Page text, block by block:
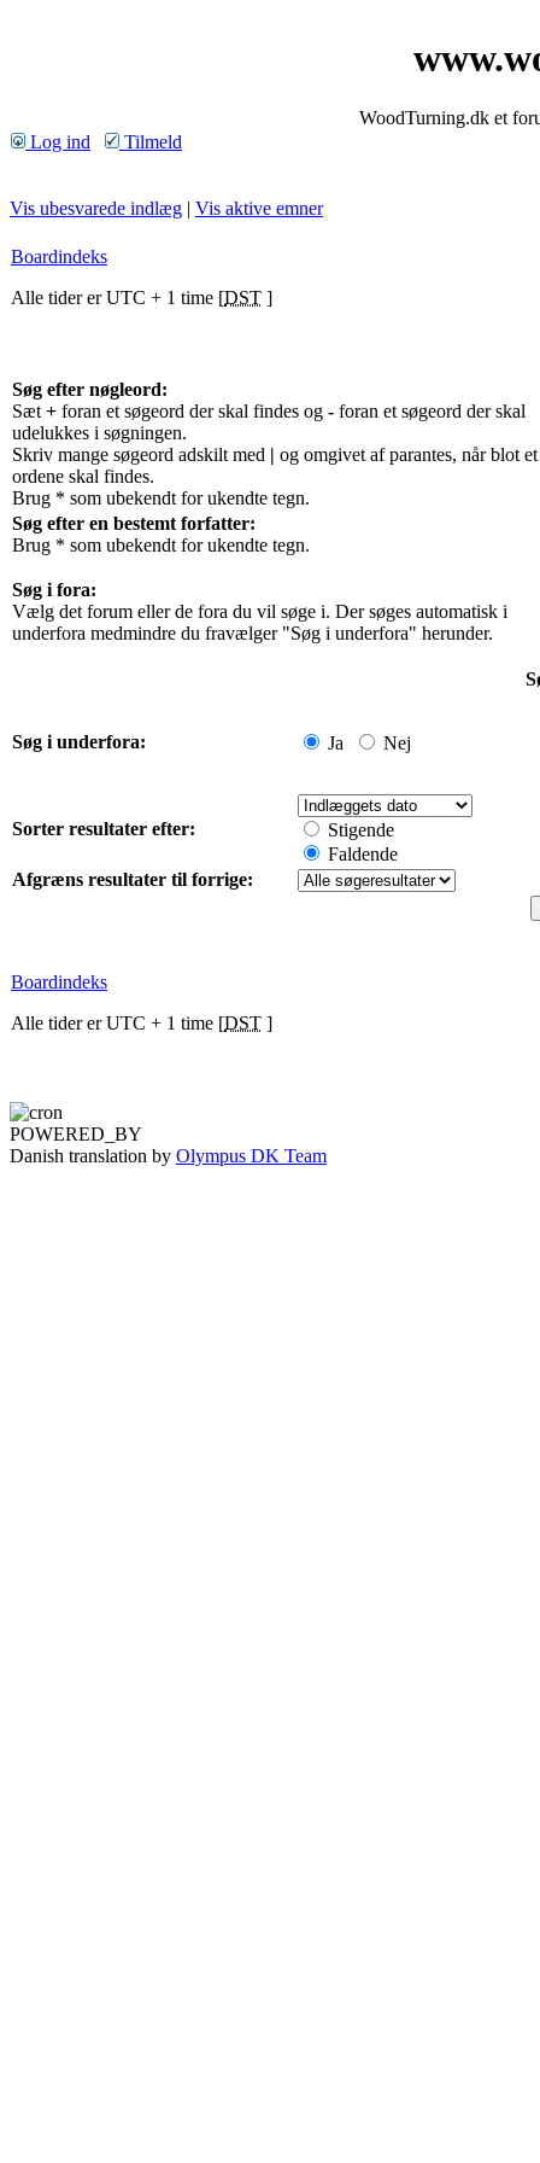
WoodTurning.dk et
Log ind
Tilmeld
Vis ubesvarede indlæg | Vis aktive emner
Boardindeks
Alle tider er UTC + 1 time [DST ]
Søg efter nøgleord:
Sæt + foran et søgeord der skal findes og - foran et søgeord der skal
udelukkes i søgningen.
Skriv mange søgeord adskilt med | og omgivet af parantes, når blot
ordene skal findes.
Brug * som ubekendt for ukendte tegn.
Søg efter en bestemt forfatter:
Brug * som ubekendt for ukendte tegn.
Søg i fora:
Vælg det forum eller de fora du vil søge i. Der søges automatisk i
underfora medmindre du fravælger "Søg i underfora" herunder.
Søg i underfora: Ja Nej
Sorter resultater efter:
Stigende
Faldende
Afgræns resultater til forrige:
Boardindeks
Alle tider er UTC + 1 time [DST ]
POWERED_BY
Danish translation by Olympus DK Team